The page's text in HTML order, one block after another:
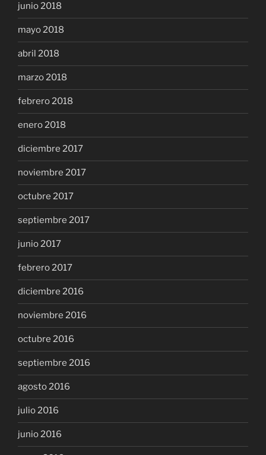
junio 2018
mayo 2018
abril 2018
marzo 2018
febrero 2018
enero 2018
diciembre 2017
noviembre 2017
octubre 2017
septiembre 2017
junio 2017
febrero 2017
diciembre 2016
noviembre 2016
octubre 2016
septiembre 2016
agosto 2016
julio 2016
junio 2016